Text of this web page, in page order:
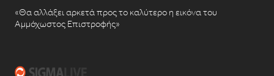
«Θα αλλάξει αρκετά προς το καλύτερο η εικόνα του
Αμμόχωστος Επιστροφής»